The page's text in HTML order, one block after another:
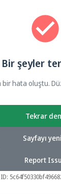
Bir şeyler
hata oluştu.
Tekrar
Sayfayı
Report